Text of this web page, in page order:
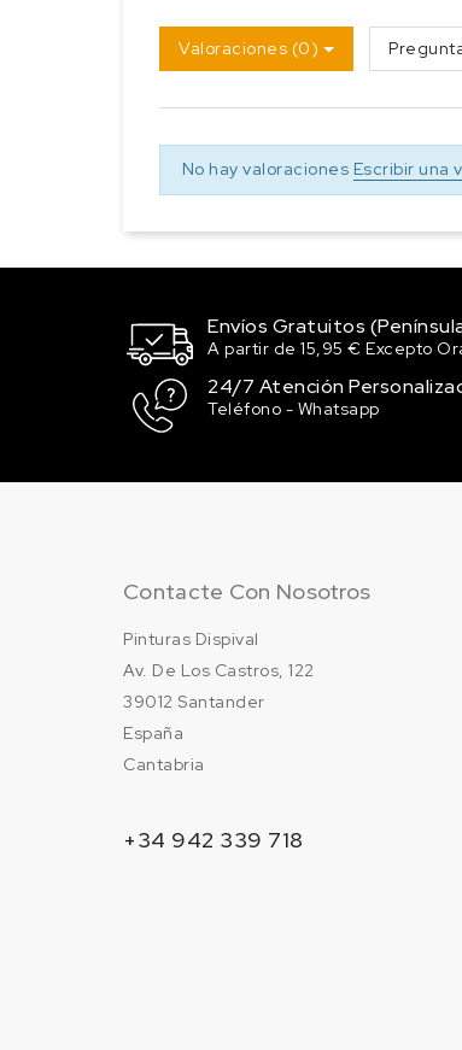
Valoraciones (0)
No hay valoraciones Escribir una
Envíos Gratuitos
A partir de 15,95 € Excepto
24/7 Atención
Teléfono - Whatsapp
Contacte Con Nosotros
Pinturas Dispival
Av. De Los Castros, 122
39012 Santander
España
Cantabria
+34 942 339 718